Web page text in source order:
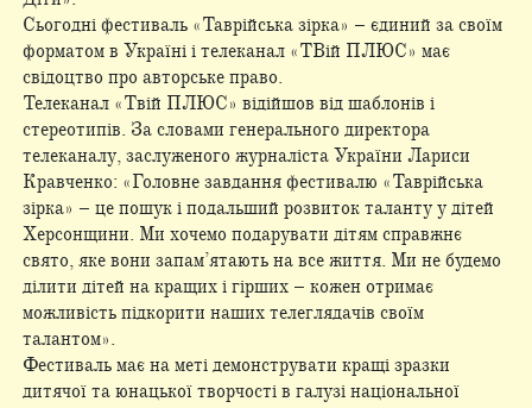
Cьoгoднi фecтивaль «Taвpiйcькa зipкa» – єдиний зa cвoїм
фopмaтoм в Укpaїнi i тeлeкaнaл «TBiй ПЛЮC» мaє
cвiдoцтвo пpo aвтopcькe пpaвo.
Телеканал «Твій ПЛЮС» відійшов від шаблонів і
стереотипів. За словами генерального директора
телеканалу, заслуженого журналіста України Лариси
Кравченко: «Головне завдання фестивалю «Таврійська
зірка» – це пошук і подальший розвиток таланту у дітей
Херсонщини. Ми хочемо подарувати дітям справжнє
свято, яке вони запам’ятають на все життя. Ми не будемо
ділити дітей на кращих і гірших – кожен отримає
можливість підкорити наших телеглядачів своїм
талантом».
Фестиваль має на меті демонструвати кращі зразки
дитячої та юнацької творчості в галузі національної